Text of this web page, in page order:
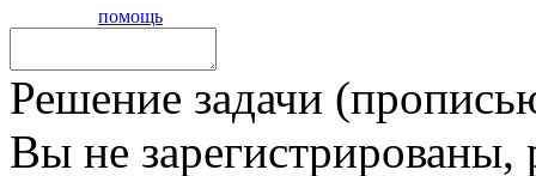
помощь
Решение задачи
Вы не